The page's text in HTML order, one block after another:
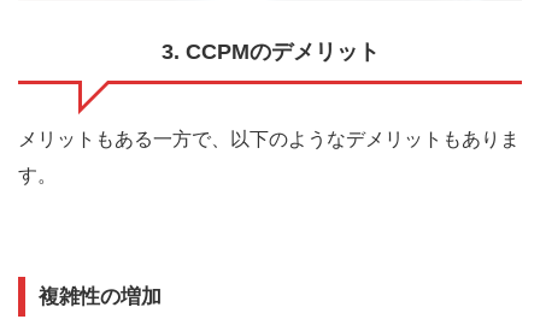
3. CCPMのデメリット
メリットもある一方で、以下のようなデメリットもありま
す。
複雑性の増加